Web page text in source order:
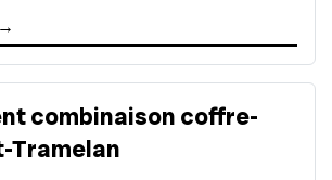
combinaison coffre-
Tramelan